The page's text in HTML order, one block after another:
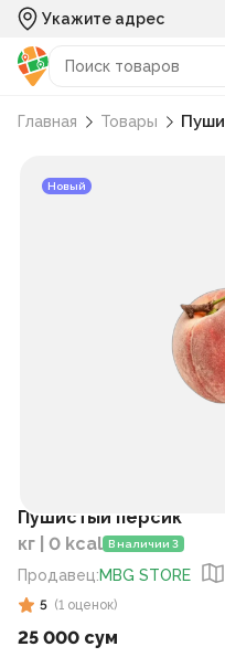
Укажите адрес
Главная Товары
Новый
Пушистый персик
кг | 0 kcal В наличии 3
Продавец:MBG STORE
5 (1 оценок)
25 000 сум